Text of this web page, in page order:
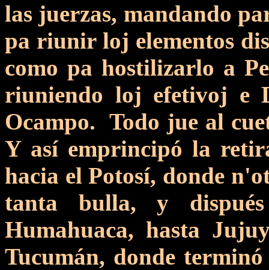
las juerzas, mandando
pa riunir loj elementos
como pa hostilizarlo a
riuniendo loj efetivoj e
Ocampo. Todo jue al
Y así emprincipó la
hacia el Potosí, donde
tanta bulla, y
Humahuaca, hasta
Tucumán, donde